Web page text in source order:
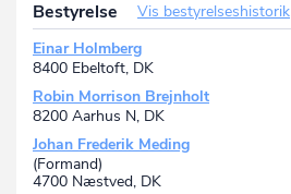
Bestyrelse
Vis bestyrelseshistorik
Einar Holmberg
8400 Ebeltoft, DK
Robin Morrison Brejnholt
8200 Aarhus N, DK
Johan Frederik Meding
(Formand)
4700 Næstved, DK